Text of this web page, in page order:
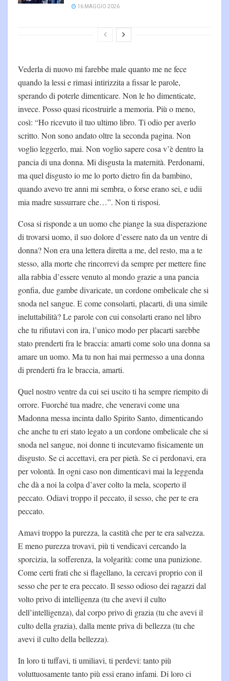
16 MAGGIO 2026
Vederla di nuovo mi farebbe male quanto me ne fece
quando la lessi e rimasi intirizzita a fissar le parole,
sperando di poterle dimenticare. Non le ho dimenticate,
invece. Posso quasi ricostruirle a memoria. Più o meno,
così: “Ho ricevuto il tuo ultimo libro. Ti odio per averlo
scritto. Non sono andato oltre la seconda pagina. Non
voglio leggerlo, mai. Non voglio sapere cosa v’è dentro la
pancia di una donna. Mi disgusta la maternità. Perdonami,
ma quel disgusto io me lo porto dietro fin da bambino,
quando avevo tre anni mi sembra, o forse erano sei, e udii
mia madre sussurrare che…”. Non ti risposi.
Cosa si risponde a un uomo che piange la sua disperazione
di trovarsi uomo, il suo dolore d’essere nato da un ventre di
donna? Non era una lettera diretta a me, del resto, ma a te
stesso, alla morte che rincorrevi da sempre per mettere fine
alla rabbia d’essere venuto al mondo grazie a una pancia
gonfia, due gambe divaricate, un cordone ombelicale che si
snoda nel sangue. E come consolarti, placarti, di una simile
ineluttabilità? Le parole con cui consolarti erano nel libro
che tu rifiutavi con ira, l’unico modo per placarti sarebbe
stato prenderti fra le braccia: amarti come solo una donna sa
amare un uomo. Ma tu non hai mai permesso a una donna
di prenderti fra le braccia, amarti.
Quel nostro ventre da cui sei uscito ti ha sempre riempito di
orrore. Fuorché tua madre, che veneravi come una
Madonna messa incinta dallo Spirito Santo, dimenticando
che anche tu eri stato legato a un cordone ombelicale che si
snoda nel sangue, noi donne ti incutevamo fisicamente un
disgusto. Se ci accettavi, era per pietà. Se ci perdonavi, era
per volontà. In ogni caso non dimenticavi mai la leggenda
che dà a noi la colpa d’aver colto la mela, scoperto il
peccato. Odiavi troppo il peccato, il sesso, che per te era
peccato.
Amavi troppo la purezza, la castità che per te era salvezza.
E meno purezza trovavi, più ti vendicavi cercando la
sporcizia, la sofferenza, la volgarità: come una punizione.
Come certi frati che si flagellano, la cercavi proprio con il
sesso che per te era peccato. Il sesso odioso dei ragazzi dal
volto privo di intelligenza (tu che avevi il culto
dell’intelligenza), dal corpo privo di grazia (tu che avevi il
culto della grazia), dalla mente priva di bellezza (tu che
avevi il culto della bellezza).
In loro ti tuffavi, ti umiliavi, ti perdevi: tanto più
voluttuosamente tanto più essi erano infami. Di loro ci